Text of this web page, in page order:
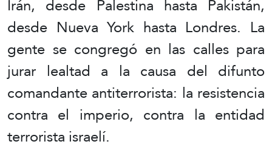
desde Nueva York hasta Londres. La
gente se congregó en las calles para
jurar lealtad a la causa del difunto
comandante antiterrorista: la resistencia
contra el imperio, contra la entidad
terrorista israelí.